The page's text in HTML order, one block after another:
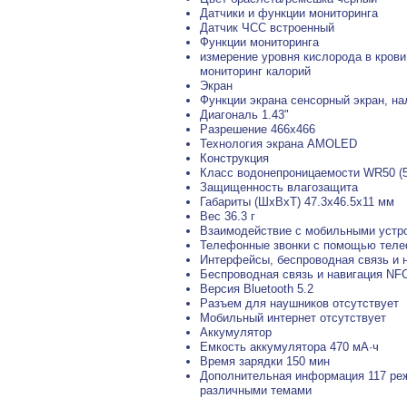
Датчики и функции мониторинга
Датчик ЧСС встроенный
Функции мониторинга
измерение уровня кислорода в
мониторинг калорий
Экран
Функции экрана сенсорный экран,
Диагональ 1.43"
Разрешение 466x466
Технология экрана AMOLED
Конструкция
Класс водонепроницаемости WR50
Защищенность влагозащита
Габариты (ШхВхТ) 47.3x46.5x11 мм
Вес 36.3 г
Взаимодействие с мобильными
Телефонные звонки с помощью
Интерфейсы, беспроводная связь и
Беспроводная связь и навигация
Версия Bluetooth 5.2
Разъем для наушников отсутствует
Мобильный интернет отсутствует
Аккумулятор
Емкость аккумулятора 470 мА·ч
Время зарядки 150 мин
Дополнительная информация 117
различными темами